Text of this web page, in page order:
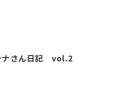
ナさん日記 vol.2